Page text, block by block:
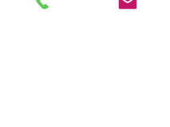
AGB >